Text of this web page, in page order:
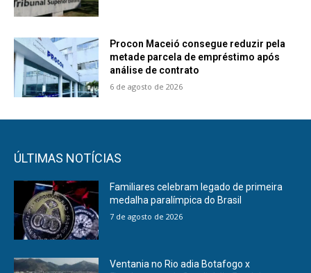
Procon Maceió consegue reduzir pela
metade parcela de empréstimo após
análise de contrato
6 de agosto de 2026
ÚLTIMAS NOTÍCIAS
Familiares celebram legado de primeira
medalha paralímpica do Brasil
7 de agosto de 2026
Ventania no Rio adia Botafogo x